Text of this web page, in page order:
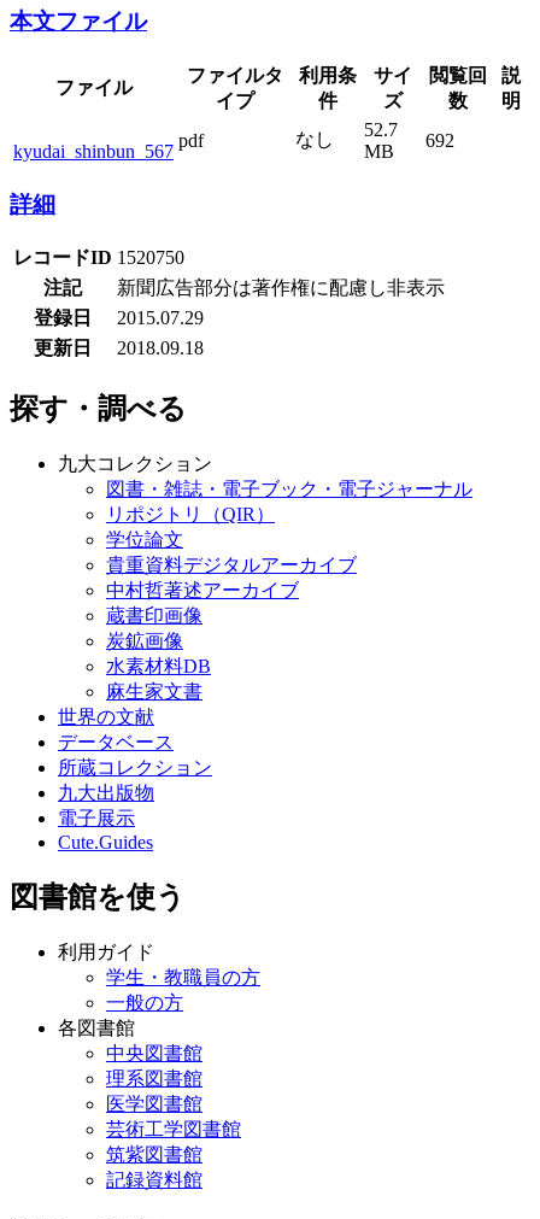
本文ファイル
ファイル
ファイルタ
イプ
利用条
件
サイ
ズ
閲覧回
数
説
明
kyudai_shinbun_567
pdf なし
52.7
MB
692
詳細
レコードID 1520750
注記
新聞広告部分は著作権に配慮し非表示
登録日
2015.07.29
更新日
2018.09.18
探す・調べる
九大コレクション
図書・雑誌・電子ブック・電子ジャーナル
リポジトリ（QIR）
学位論文
貴重資料デジタルアーカイブ
中村哲著述アーカイブ
蔵書印画像
炭鉱画像
水素材料DB
麻生家文書
世界の文献
データベース
所蔵コレクション
九大出版物
電子展示
Cute.Guides
図書館を使う
利用ガイド
学生・教職員の方
一般の方
各図書館
中央図書館
理系図書館
医学図書館
芸術工学図書館
筑紫図書館
記録資料館